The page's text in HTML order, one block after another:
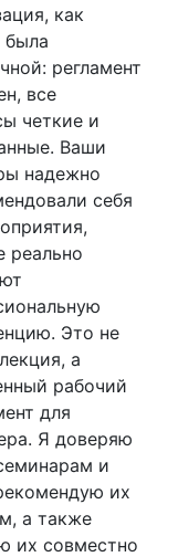
как
была
регламент
все
четкие и
Ваши
надежно
себя
реально
Это не
а
рабочий
для
Я доверяю
и
их
а также
их совместно